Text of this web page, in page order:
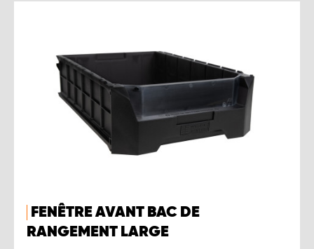
FENÊTRE AVANT BAC DE
RANGEMENT LARGE